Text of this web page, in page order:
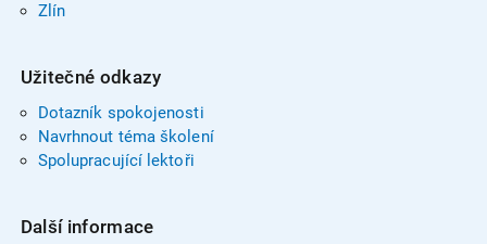
Zlín
Užitečné odkazy
Dotazník spokojenosti
Navrhnout téma školení
Spolupracující lektoři
Další informace